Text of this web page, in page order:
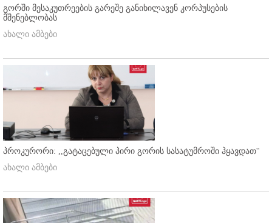
გორში მესაკუთრეების გარეშე განიხილავენ კორპუსების
მშენებლობას
ახალი ამბები
პროკურორი: ,,გატაცებული პირი გორის სასატუმროში ჰყავდათ''
ახალი ამბები